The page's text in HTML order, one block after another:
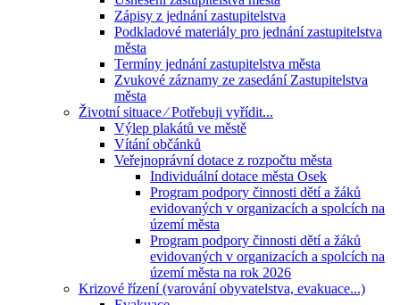
Zápisy z jednání zastupitelstva
Podkladové materiály pro jednání zastupitelstva
města
Termíny jednání zastupitelstva města
Zvukové záznamy ze zasedání Zastupitelstva
města
Životní situace ⁄ Potřebuji vyřídit...
Výlep plakátů ve městě
Vítání občánků
Veřejnoprávní dotace z rozpočtu města
Individuální dotace města Osek
Program podpory činnosti dětí a žáků
evidovaných v organizacích a spolcích na
území města
Program podpory činnosti dětí a žáků
evidovaných v organizacích a spolcích na
území města na rok 2026
Krizové řízení (varování obyvatelstva, evakuace...)